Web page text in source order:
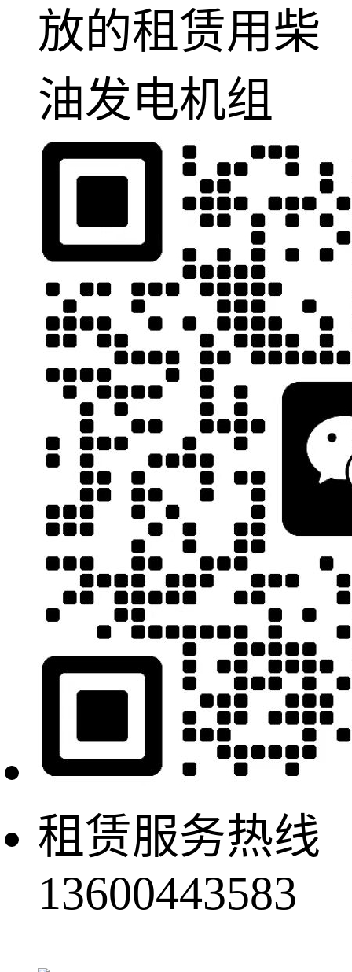
放的租赁用柴
油发电机组
租赁服务热线
13600443583